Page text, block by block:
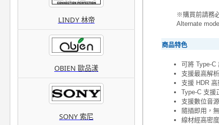
LINDY 林帝
OBIEN 歐品漾
SONY 索尼
※購買前請務
Alternate
商品特色
可將 Type-C
支援最高解
支援 HDR
Type-C 支援
支援數位音
隨插即用，
線材經高密